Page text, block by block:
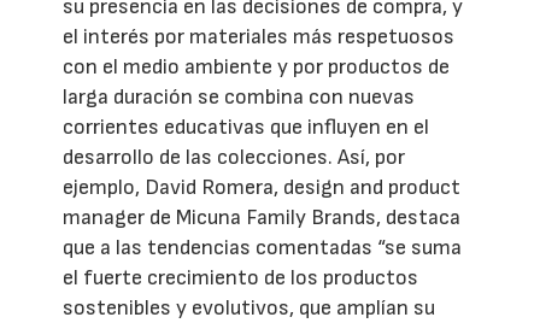
su presencia en las decisiones de compra, y
el interés por materiales más respetuosos
con el medio ambiente y por productos de
larga duración se combina con nuevas
corrientes educativas que influyen en el
desarrollo de las colecciones. Así, por
ejemplo, David Romera, design and product
manager de Micuna Family Brands, destaca
que a las tendencias comentadas “se suma
el fuerte crecimiento de los productos
sostenibles y evolutivos, que amplían su